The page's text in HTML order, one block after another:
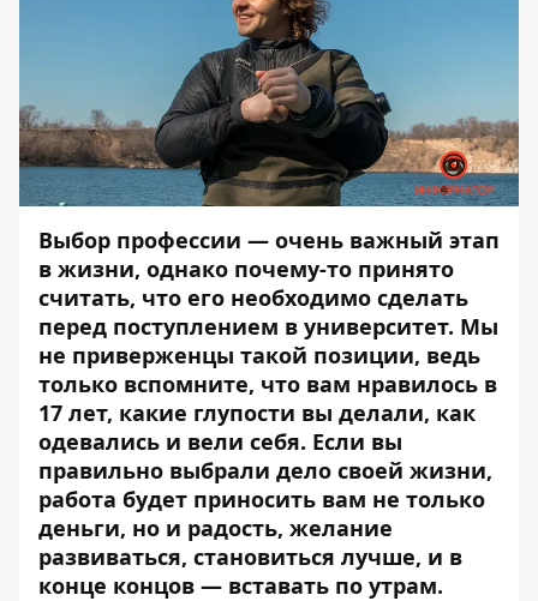
Выбор профессии — очень важный этап
в жизни, однако почему-то принято
считать, что его необходимо сделать
перед поступлением в университет. Мы
не приверженцы такой позиции, ведь
только вспомните, что вам нравилось в
17 лет, какие глупости вы делали, как
одевались и вели себя. Если вы
правильно выбрали дело своей жизни,
работа будет приносить вам не только
деньги, но и радость, желание
развиваться, становиться лучше, и в
конце концов — вставать по утрам.